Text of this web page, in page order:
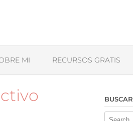
MI RECURSOS GRATIS
BUSCAR